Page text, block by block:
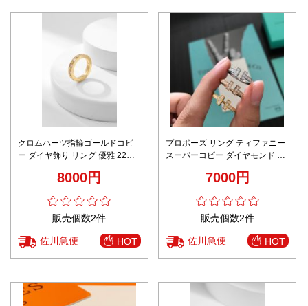
クロムハーツ指輪ゴールドコピ
ー ダイヤ飾り リング 優雅 22ｋ
8000円
販売個数2件
佐川急便 HOT
プロポーズ リング ティファニー
スーパーコピー ダイヤモンド 指
ールド 3色可選7000円
販売個数2件
佐川急便 HOT